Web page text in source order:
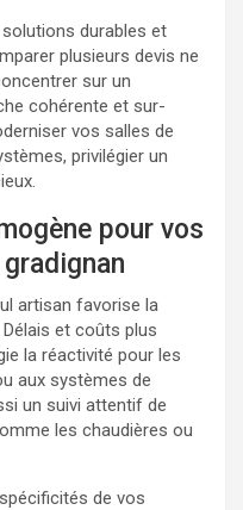
durables et
plusieurs devis ne
sur un
cohérente et sur-
vos salles de
privilégier un
pour vos
artisan favorise la
et coûts plus
la réactivité pour les
aux systèmes de
un suivi attentif de
les chaudières ou
de vos